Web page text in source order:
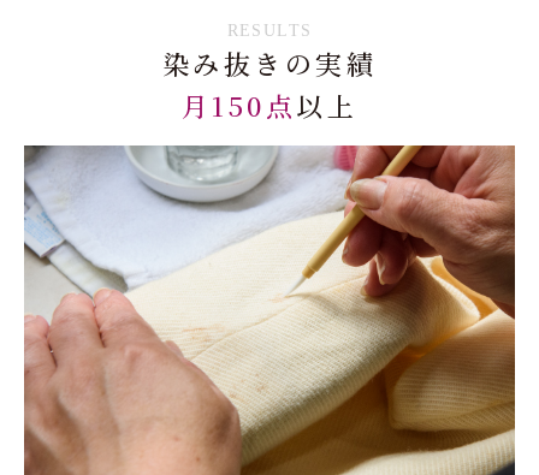
RESULTS
染み抜きの実績
月150点以上